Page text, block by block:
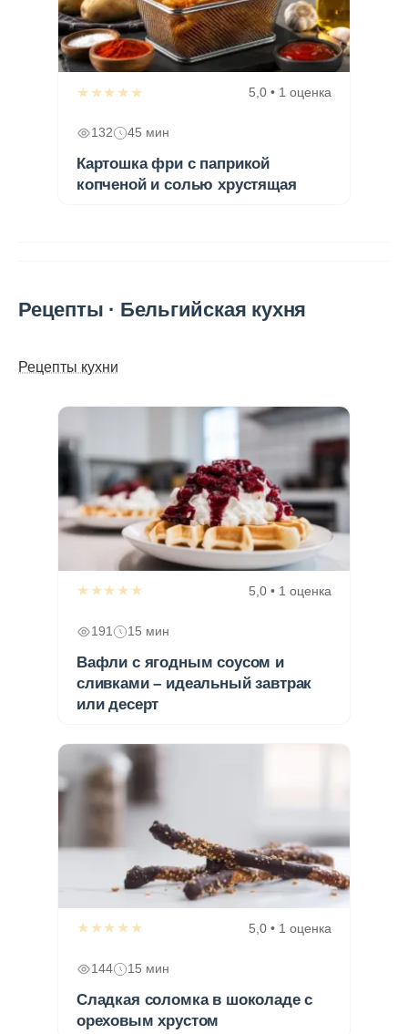
★★★★★ 5,0 • 1 оценка
132 45 мин
Картошка фри с паприкой
копченой и солью хрустящая
Рецепты · Бельгийская кухня
Рецепты кухни
★★★★★ 5,0 • 1 оценка
191 15 мин
Вафли с ягодным соусом и
сливками – идеальный завтрак
или десерт
★★★★★ 5,0 • 1 оценка
144 15 мин
Сладкая соломка в шоколаде с
ореховым хрустом